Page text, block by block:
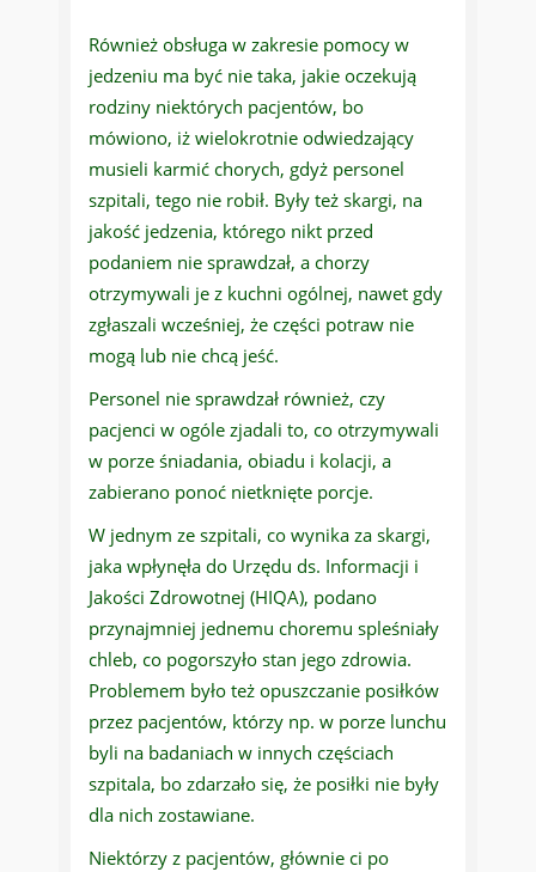
Również obsługa w zakresie pomocy w
jedzeniu ma być nie taka, jakie oczekują
rodziny niektórych pacjentów, bo
mówiono, iż wielokrotnie odwiedzający
musieli karmić chorych, gdyż personel
szpitali, tego nie robił. Były też skargi, na
jakość jedzenia, którego nikt przed
podaniem nie sprawdzał, a chorzy
otrzymywali je z kuchni ogólnej, nawet gdy
zgłaszali wcześniej, że części potraw nie
mogą lub nie chcą jeść.
Personel nie sprawdzał również, czy
pacjenci w ogóle zjadali to, co otrzymywali
w porze śniadania, obiadu i kolacji, a
zabierano ponoć nietknięte porcje.
W jednym ze szpitali, co wynika za skargi,
jaka wpłynęła do Urzędu ds. Informacji i
Jakości Zdrowotnej (HIQA), podano
przynajmniej jednemu choremu spleśniały
chleb, co pogorszyło stan jego zdrowia.
Problemem było też opuszczanie posiłków
przez pacjentów, którzy np. w porze lunchu
byli na badaniach w innych częściach
szpitala, bo zdarzało się, że posiłki nie były
dla nich zostawiane.
Niektórzy z pacjentów, głównie ci po